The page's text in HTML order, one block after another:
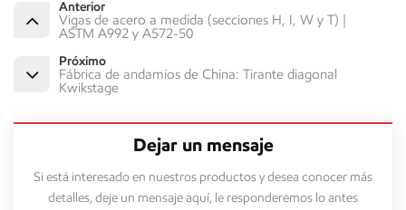
Anterior
Vigas de acero a medida (secciones H, I, W y T) |
ASTM A992 y A572-50
Próximo
Fábrica de andamios de China: Tirante diagonal
Kwikstage
Dejar un mensaje
Si está interesado en nuestros productos y desea conocer más
detalles, deje un mensaje aquí, le responderemos lo antes